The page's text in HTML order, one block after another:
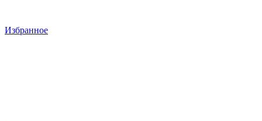
Избранное